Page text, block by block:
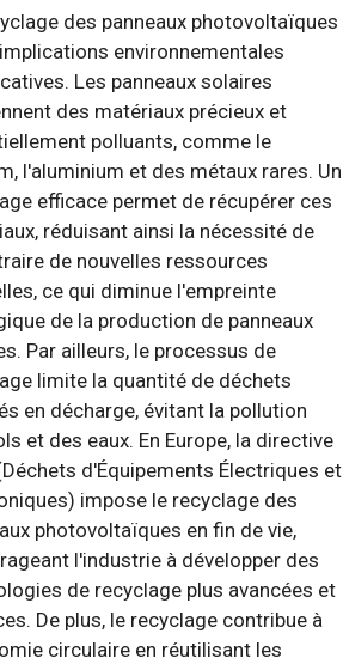
des panneaux photovoltaïques
environnementales
Les panneaux solaires
des matériaux précieux et
polluants, comme le
l'aluminium et des métaux rares. Un
efficace permet de récupérer ces
réduisant ainsi la nécessité de
de nouvelles ressources
ce qui diminue l'empreinte
de la production de panneaux
Par ailleurs, le processus de
limite la quantité de déchets
en décharge, évitant la pollution
et des eaux. En Europe, la directive
d'Équipements Électriques et
impose le recyclage des
photovoltaïques en fin de vie,
l'industrie à développer des
de recyclage plus avancées et
De plus, le recyclage contribue à
circulaire en réutilisant les